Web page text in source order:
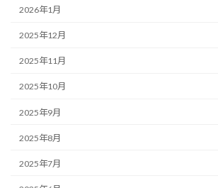
2026年1月
2025年12月
2025年11月
2025年10月
2025年9月
2025年8月
2025年7月